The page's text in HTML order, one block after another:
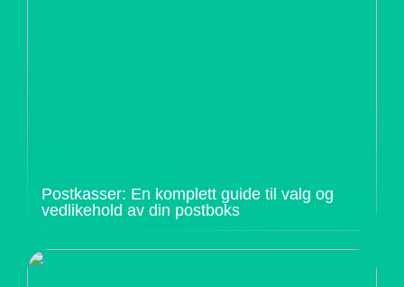
Postkasser: En komplett guide til valg og
vedlikehold av din postboks